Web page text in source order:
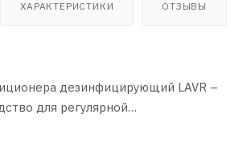
ХАРАКТЕРИСТИКИ ОТЗЫВЫ
дезинфицирующий LAVR –
для регулярной